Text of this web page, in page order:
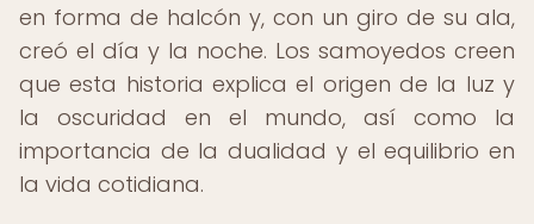
en forma de halcón y, con un giro de su ala,
creó el día y la noche. Los samoyedos creen
que esta historia explica el origen de la luz y
la oscuridad en el mundo, así como la
importancia de la dualidad y el equilibrio en
la vida cotidiana.